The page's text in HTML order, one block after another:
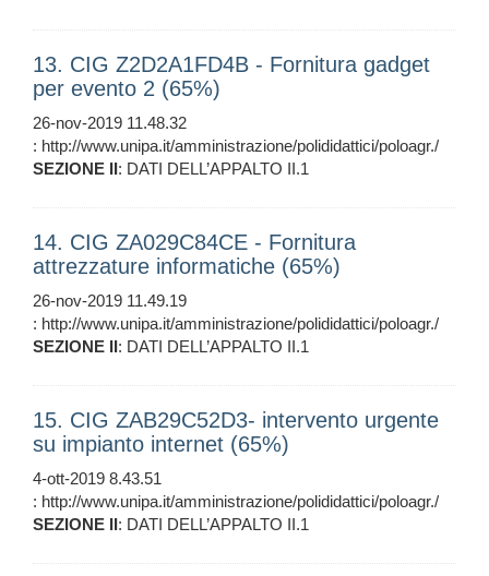
13. CIG Z2D2A1FD4B - Fornitura gadget
per evento 2 (65%)
26-nov-2019 11.48.32
: http://www.unipa.it/amministrazione/polididattici/poloagr./
SEZIONE II: DATI DELL’APPALTO II.1
14. CIG ZA029C84CE - Fornitura
attrezzature informatiche (65%)
26-nov-2019 11.49.19
: http://www.unipa.it/amministrazione/polididattici/poloagr./
SEZIONE II: DATI DELL’APPALTO II.1
15. CIG ZAB29C52D3- intervento urgente
su impianto internet (65%)
4-ott-2019 8.43.51
: http://www.unipa.it/amministrazione/polididattici/poloagr./
SEZIONE II: DATI DELL’APPALTO II.1